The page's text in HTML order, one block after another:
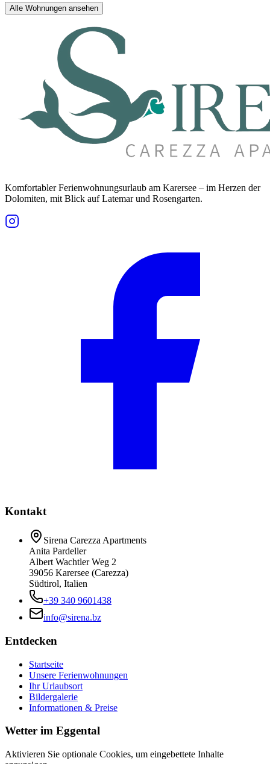
Alle Wohnungen ansehen
Komfortabler Ferienwohnungsurlaub am Karersee – im Herzen der
Dolomiten, mit Blick auf Latemar und Rosengarten.
Kontakt
Sirena Carezza Apartments
Anita Pardeller
Albert Wachtler Weg 2
39056 Karersee (Carezza)
Südtirol, Italien
+39 340 9601438
info@sirena.bz
Entdecken
Startseite
Unsere Ferienwohnungen
Ihr Urlaubsort
Bildergalerie
Informationen & Preise
Wetter im Eggental
Aktivieren Sie optionale Cookies, um eingebettete Inhalte